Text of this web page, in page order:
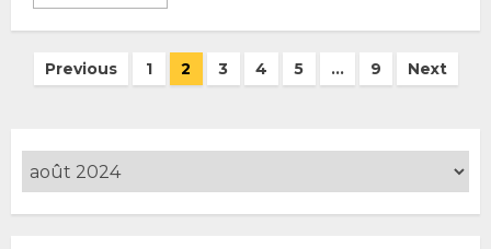
Pagination
Previous 1 2 3 4 5 … 9 Next